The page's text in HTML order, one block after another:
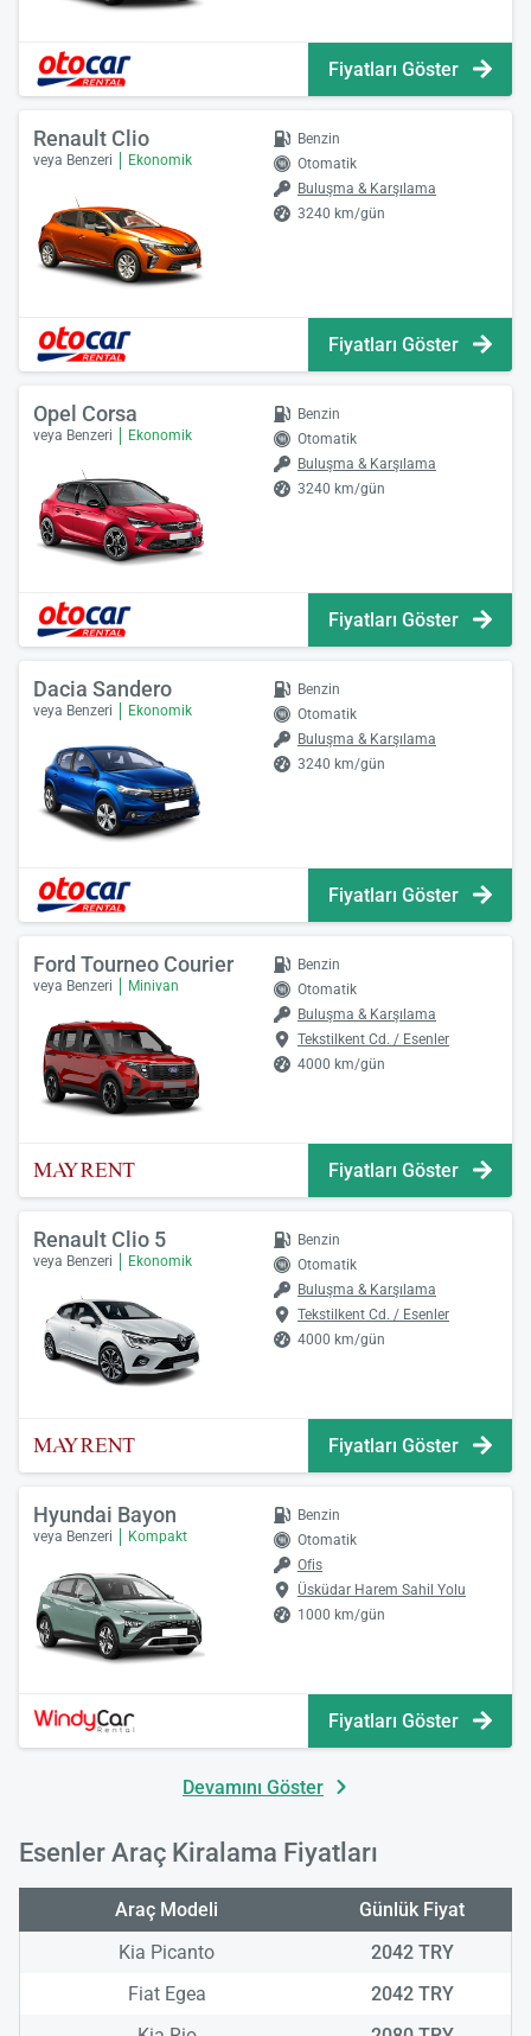
Fiyatları Göster
Renault Clio
veya Benzeri Ekonomik
Benzin
Otomatik
Buluşma & Karşılama
3240 km/gün
Fiyatları Göster
Opel Corsa
veya Benzeri Ekonomik
Benzin
Otomatik
Buluşma & Karşılama
3240 km/gün
Fiyatları Göster
Dacia Sandero
veya Benzeri Ekonomik
Benzin
Otomatik
Buluşma & Karşılama
3240 km/gün
Fiyatları Göster
Ford Tourneo Courier
veya Benzeri Minivan
Benzin
Otomatik
Buluşma & Karşılama
Tekstilkent Cd. / Esenler
4000 km/gün
Fiyatları Göster
Renault Clio 5
veya Benzeri Ekonomik
Benzin
Otomatik
Buluşma & Karşılama
Tekstilkent Cd. / Esenler
4000 km/gün
Fiyatları Göster
Hyundai Bayon
veya Benzeri Kompakt
Benzin
Otomatik
Ofis
Üsküdar Harem Sahil Yolu
1000 km/gün
Fiyatları Göster
Devamını Göster
Esenler Araç Kiralama Fiyatları
Araç Modeli
Günlük Fiyat
Kia Picanto
2042 TRY
Fiat Egea
2042 TRY